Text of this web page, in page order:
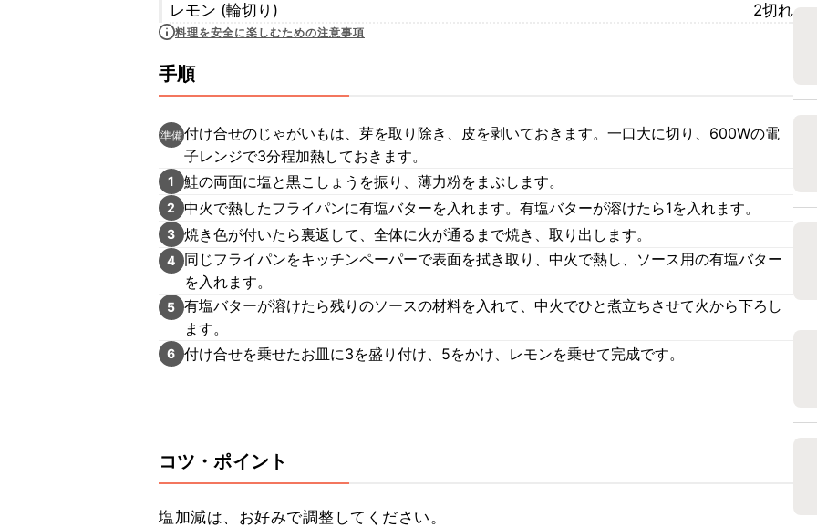
レモン (輪切り)
2切れ
料理を安全に楽しむための注意事項
手順
準備付け合せのじゃがいもは、芽を取り除き、皮を剥いておきます。一口大に切り、600Wの電
子レンジで3分程加熱しておきます。
1 鮭の両面に塩と黒こしょうを振り、薄力粉をまぶします。
2 中火で熱したフライパンに有塩バターを入れます。有塩バターが溶けたら1を入れます。
3 焼き色が付いたら裏返して、全体に火が通るまで焼き、取り出します。
4
同じフライパンをキッチンペーパーで表面を拭き取り、中火で熱し、ソース用の有塩バター
を入れます。
5 有塩バターが溶けたら残りのソースの材料を入れて、中火でひと煮立ちさせて火から下ろし
ます。
6 付け合せを乗せたお皿に3を盛り付け、5をかけ、レモンを乗せて完成です。
コツ・ポイント
塩加減は、お好みで調整してください。